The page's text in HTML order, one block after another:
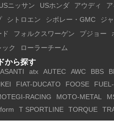
ニッサン USホンダ アウディ
シトロエン シボレー・GMC ジ
ド フォルクスワーゲン プジョー
ック ローラーチーム
から探す
ASANTI atx AUTEC AWC BBS
FIAT-DUCATO FOOSE
RACING MOTO-METAL
T SPORTLINE TORQUE